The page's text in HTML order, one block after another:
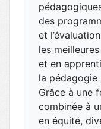
des
et
les
et en
la pédagogie
Grâce à une
combinée à
en équité,